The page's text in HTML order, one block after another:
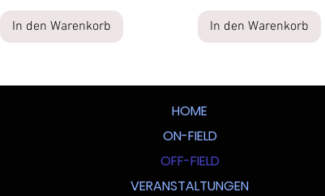
In den Warenkorb In den Warenkorb
HOME
ON-FIELD
OFF-FIELD
VERANSTALTUNGEN